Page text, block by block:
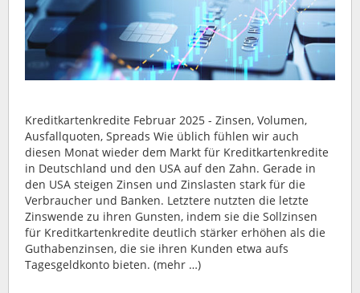
Kreditkartenkredite Februar 2025 - Zinsen, Volumen,
Ausfallquoten, Spreads Wie üblich fühlen wir auch
diesen Monat wieder dem Markt für Kreditkartenkredite
in Deutschland und den USA auf den Zahn. Gerade in
den USA steigen Zinsen und Zinslasten stark für die
Verbraucher und Banken. Letztere nutzten die letzte
Zinswende zu ihren Gunsten, indem sie die Sollzinsen
für Kreditkartenkredite deutlich stärker erhöhen als die
Guthabenzinsen, die sie ihren Kunden etwa aufs
Tagesgeldkonto bieten. (mehr …)